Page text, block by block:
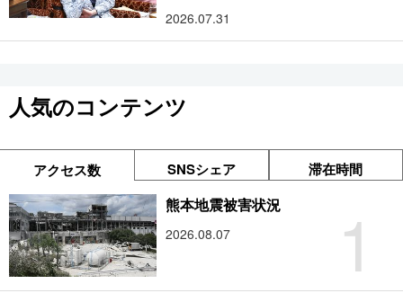
2026.07.31
人気のコンテンツ
アクセス数 SNSシェア 滞在時間
1
熊本地震被害状況
2026.08.07